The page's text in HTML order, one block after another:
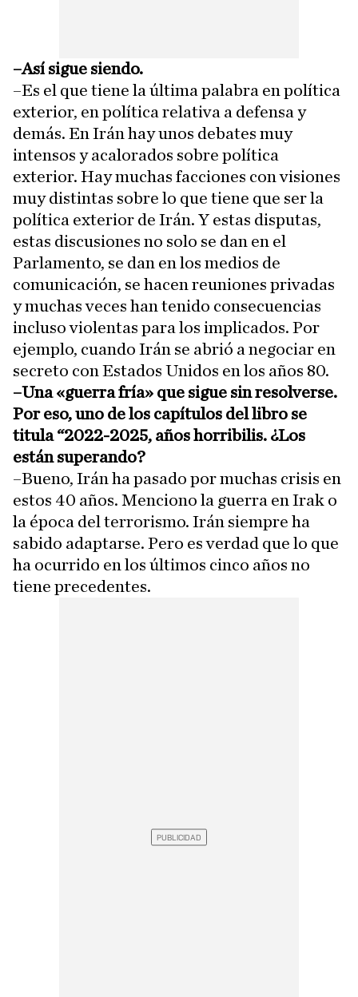
–Así sigue siendo.
–Es el que tiene la última palabra en política
exterior, en política relativa a defensa y
demás. En Irán hay unos debates muy
intensos y acalorados sobre política
exterior. Hay muchas facciones con visiones
muy distintas sobre lo que tiene que ser la
política exterior de Irán. Y estas disputas,
estas discusiones no solo se dan en el
Parlamento, se dan en los medios de
comunicación, se hacen reuniones privadas
y muchas veces han tenido consecuencias
incluso violentas para los implicados. Por
ejemplo, cuando Irán se abrió a negociar en
secreto con Estados Unidos en los años 80.
–Una «guerra fría» que sigue sin resolverse.
Por eso, uno de los capítulos del libro se
titula “2022-2025, años horribilis. ¿Los
están superando?
–Bueno, Irán ha pasado por muchas crisis en
estos 40 años. Menciono la guerra en Irak o
la época del terrorismo. Irán siempre ha
sabido adaptarse. Pero es verdad que lo que
ha ocurrido en los últimos cinco años no
tiene precedentes.